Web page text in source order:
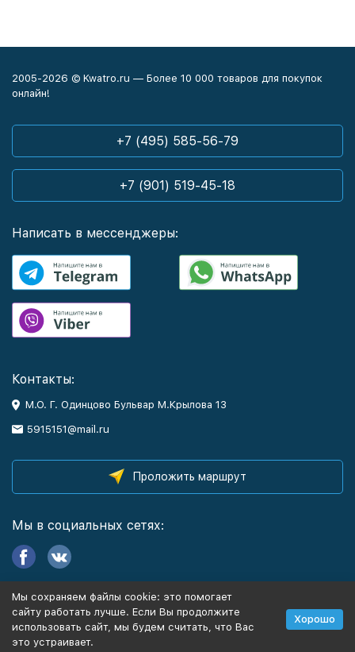
2005-2026 © Kwatro.ru — Более 10 000 товаров для покупок
онлайн!
+7 (495) 585-56-79
+7 (901) 519-45-18
Написать в мессенджеры:
Контакты:
М.О. Г. Одинцово Бульвар М.Крылова 13
5915151@mail.ru
Проложить маршрут
Мы в социальных сетях:
Информация
Мы сохраняем файлы cookie: это помогает
сайту работать лучше. Если Вы продолжите
использовать сайт, мы будем считать, что Вас
это устраивает.
Хорошо